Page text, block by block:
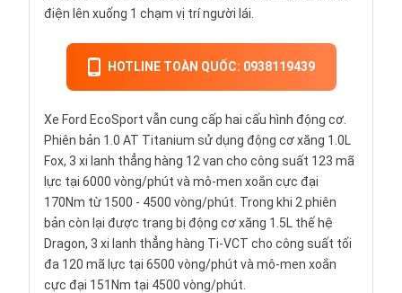
điện lên xuống 1 chạm vị trí người lái.
HOTLINE TOÀN QUỐC: 0938119439
Xe Ford EcoSport vẫn cung cấp hai cấu hình động cơ.
Phiên bản 1.0 AT Titanium sử dụng động cơ xăng 1.0L
Fox, 3 xi lanh thẳng hàng 12 van cho công suất 123 mã
lực tại 6000 vòng/phút và mô-men xoắn cực đại
170Nm từ 1500 - 4500 vòng/phút. Trong khi 2 phiên
bản còn lại được trang bị động cơ xăng 1.5L thế hệ
Dragon, 3 xi lanh thẳng hàng Ti-VCT cho công suất tối
đa 120 mã lực tại 6500 vòng/phút và mô-men xoắn
cực đại 151Nm tại 4500 vòng/phút.